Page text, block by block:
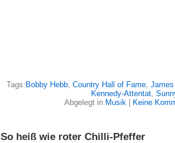
Tags: Bobby Hebb, Country Hall of Fame,
Kennedy-Attentat,
Abgelegt in Musik| Keine
So heiß wie roter Chilli-Pfeffer